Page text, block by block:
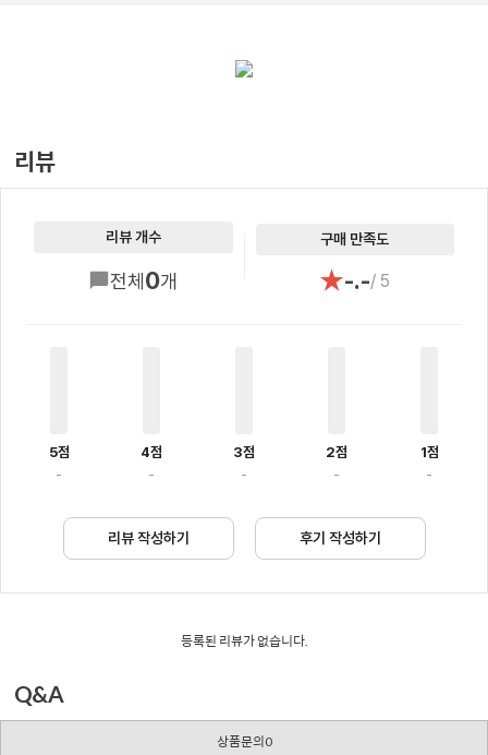
리뷰
리뷰 개수
전체0개
구매 만족도
★-.-/ 5
5점
-
4점
-
3점
-
2점
-
1점
-
리뷰 작성하기 후기 작성하기
등록된 리뷰가 없습니다.
Q&A
상품문의0